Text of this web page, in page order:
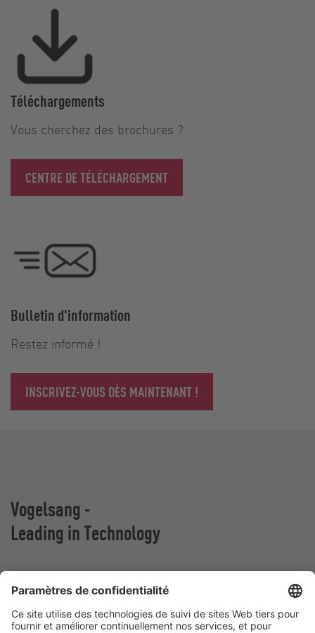
Téléchargements
Vous cherchez des brochures ?
CENTRE DE TÉLÉCHARGEMENT
Bulletin d'information
Restez informé !
INSCRIVEZ-VOUS DÈS MAINTENANT !
Vogelsang -
Leading in Technology
VOGELSANG BELGIUM N.V.
Slingerstraat 50